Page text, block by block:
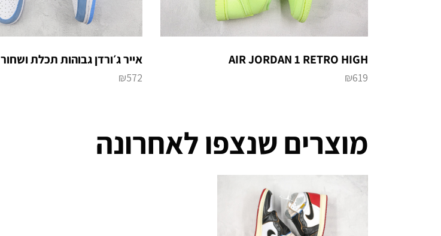
AIR JORDAN 1 RETRO HIGH
₪619
אייר ג׳ורדן גבוהות תכלת ושחור
₪572
מוצרים שנצפו לאחרונה